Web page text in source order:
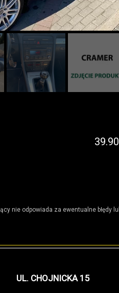
UL. CHOJNICKA 15
nie odpowiada za ewentualne błędy